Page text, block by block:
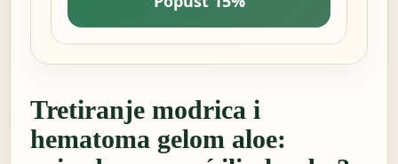
Tretiranje modrica i
hematoma gelom aloe: